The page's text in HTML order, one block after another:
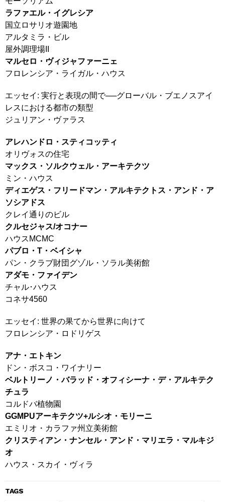
ラファエル・イグレシア
国立ロサリオ遊園地
アルタミラ・ビル
屋外調理場II
マルセロ・ヴィジャファーニェ
フロレンシア・ライガル・ハウス
エッセイ: 実行と表現の間で──グローバル・ブエノスアイ
レスにおける都市の類型
ジュリアン・ヴァラス
アレハンドロ・スティコッティ
オリヴォスの住宅
マックス・ソルクウェル・アーキテクツ
ミン・ハウス
ディエゲス・フリードマン・アルキテクトス・アンド・ア
ソシアドス
クレイ通りのビル
クルセジャス/オコナー
ハウスMCMC
パブロ・T・ベイシャ
パン・クラブ財団グゾル・ソラル美術館
アダモ・ファイデン
チャル･ハウス
コネサ4560
エッセイ: 世界の果てから世界に向けて
フロレンシア・ロドリゲス
アナ・エトキン
ドン・ボスコ・ワイナリー
ベルトリーノ・バラッド・オフィシーナ・デ・アルキテク
チュラ
コルドバ植物園
GGMPUアーキテクツ+ルシオ・モリーニ
エミリオ・カラファ州立美術館
クリスティアン・ナンセル・アンド・マリエラ・マルキジ
オ
ハウス・スカイ・ヴィラ
TAGS